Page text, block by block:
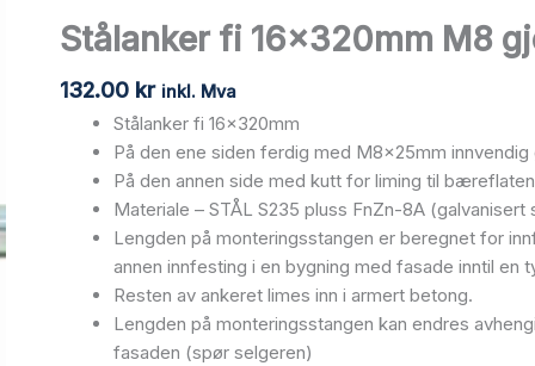
Stålanker fi 16x320mm M8
132.00 kr inkl. Mva
Stålanker fi 16x320mm
På den ene siden ferdig med M8x25mm innvendig
På den annen side med kutt for liming til
Materiale – STÅL S235 pluss FnZn-8A (galvanisert
Lengden på monteringsstangen er beregnet for
annen innfesting i en bygning med fasade inntil en
Resten av ankeret limes inn i armert betong.
Lengden på monteringsstangen kan endres
fasaden (spør selgeren)
16x320mm
gjenger
antall